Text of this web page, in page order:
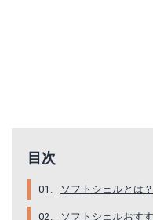
目次
ソフトシェルとは？
ソフトシェルおす
Amazonで詳細を見る